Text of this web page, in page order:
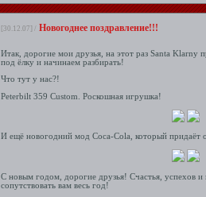
[30.12.07] / Новогоднее поздравление!!!
Итак, дорогие мои друзья, на этот раз Santa
под ёлку и начинаем разбирать!
Что тут у нас?!
Peterbilt 359 Custom. Роскошная игрушка!
И ещё новогодний мод Coca-Cola, который придаёт
С новым годом, дорогие друзья! Счастья, успехов и
сопутствовать вам весь год!